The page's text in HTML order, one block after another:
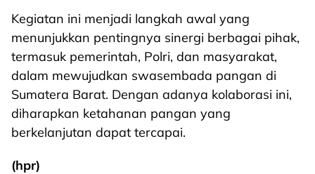
Kegiatan ini menjadi langkah awal yang
menunjukkan pentingnya sinergi berbagai pihak,
termasuk pemerintah, Polri, dan masyarakat,
dalam mewujudkan swasembada pangan di
Sumatera Barat. Dengan adanya kolaborasi ini,
diharapkan ketahanan pangan yang
berkelanjutan dapat tercapai.
(hpr)